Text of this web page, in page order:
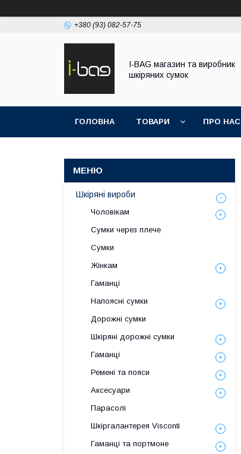
+380 (93) 082-57-75
I-BAG магазин та виробник
шкіряних сумок
ГОЛОВНА ТОВАРИ ПРО НАС
Шкіряні вироби
Чоловікам
Сумки через плече
Сумки
Жінкам
Гаманці
Напоясні сумки
Дорожні сумки
Шкіряні дорожні сумки
Гаманці
Ремені та пояси
Аксесуари
Парасолі
Шкіргалантерея Visconti
Гаманці та портмоне